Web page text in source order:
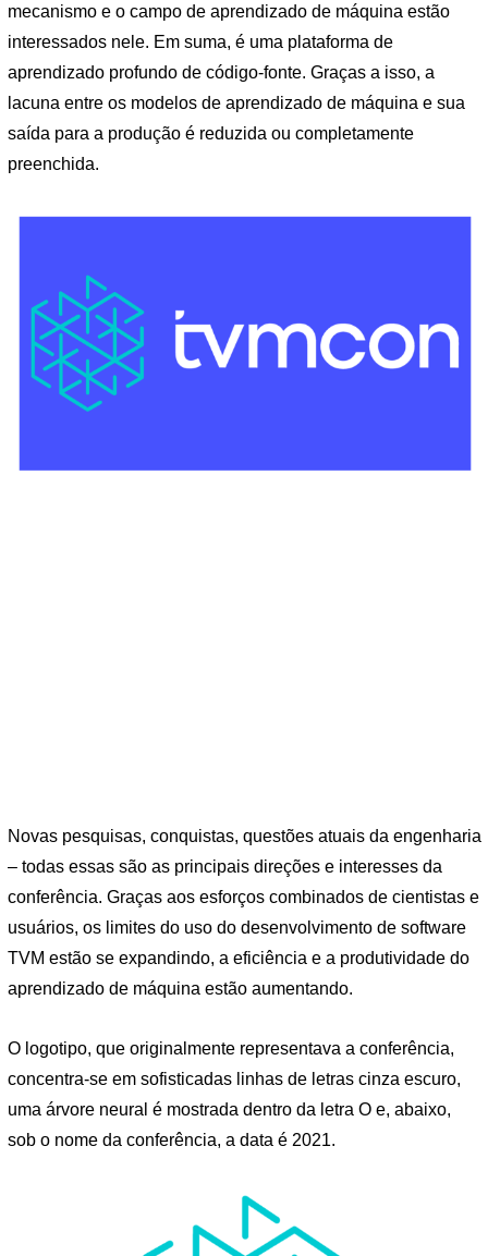
mecanismo e o campo de aprendizado de máquina estão
interessados ​​nele. Em suma, é uma plataforma de
aprendizado profundo de código-fonte. Graças a isso, a
lacuna entre os modelos de aprendizado de máquina e sua
saída para a produção é reduzida ou completamente
preenchida.
Novas pesquisas, conquistas, questões atuais da engenharia
– todas essas são as principais direções e interesses da
conferência. Graças aos esforços combinados de cientistas e
usuários, os limites do uso do desenvolvimento de software
TVM estão se expandindo, a eficiência e a produtividade do
aprendizado de máquina estão aumentando.
O logotipo, que originalmente representava a conferência,
concentra-se em sofisticadas linhas de letras cinza escuro,
uma árvore neural é mostrada dentro da letra O e, abaixo,
sob o nome da conferência, a data é 2021.